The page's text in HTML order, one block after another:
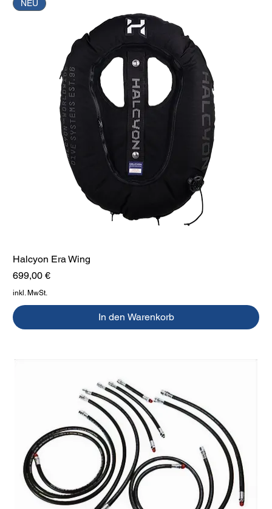
NEU
Halcyon Era Wing
Preis
699,00 €
inkl. MwSt.
In den Warenkorb